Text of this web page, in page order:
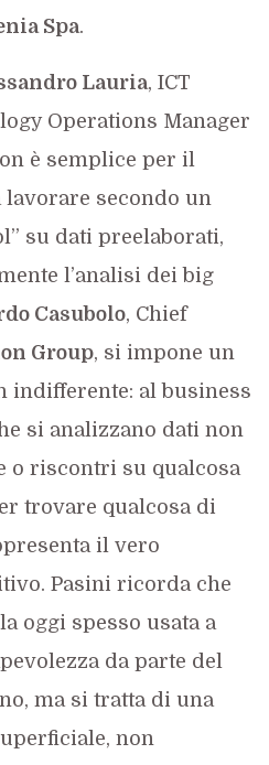
Spa.
Lauria, ICT
Operations Manager
è semplice per il
lavorare secondo un
su dati preelaborati,
l’analisi dei big
Casubolo, Chief
Group, si impone un
indifferente: al business
si analizzano dati non
o riscontri su qualcosa
trovare qualcosa di
il vero
Pasini ricorda che
oggi spesso usata a
da parte del
ma si tratta di una
non